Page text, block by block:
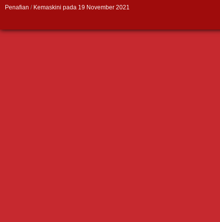
Penafian / Kemaskini pada 19 November 2021